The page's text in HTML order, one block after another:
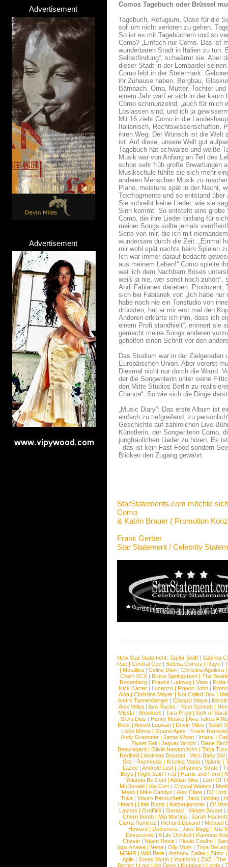
Advertisement
Advertisement
Comos Tagebuch oder Brüssel
Tagebuch, Refugium, Oase für die
soll um nicht verloren zu gehen.
So ist es mit Tagebüchern und so
Como? „Einfach nur Como. Das ist
wunderbaren Stadt in Italien zu tun.
Selbstfindung“, schwärmt sie. Aber
dieser Stadt in der Lombardei
Como lebt in der Steiermark.
ihr Zuhause haben. Bergbau,
Bärnbach. Oma, Mutter, Tochter
einem Jahr warf er sich in der kaum
Como schmunzelnd‚ „auch für
Loslassen sind, und ich ja
Mit 16 zieht Como in die
Italienisch, Rechtswissenschaften,
ihren Weg. Der Wunsch ist die Welt
ist: Auf diese, unsere Welt gut
Tagebuch hat schwarze und weiße
Musik war von Anfang an Teil des
schon sehr früh große Erwartungen
Musikschule fühlte sie sich mehr
anderen Menschen Musik zu
Piano, meistens spät in der Nacht,
Textfragmente und so entstand über
Sie schreibt keine Lieder, wie sie
Sinn kommt. So entsteht eine
Como, die ihre Lieder bislang für
meiner Songs sollte jemals
Seite von mir, die ich mit
wundersam durch die Zeit. „Einmal
mir wohl spät nachts beim Spielen
Ich war immer darauf bedacht
aus meinem Leben!“ Como spielte
weil ich dem Nachbarn Böses
weiß ja nie, wer sonst noch zuhört“,
Andi Fabianek daneben. Produzent,
sich bei Fabianek vor: „Ich habe
habe noch nie ein Tonstudio von
drückten, hat er mir erst mal den
Anderen erklärte ich ihm, dass ich
einem Profi standhielt“, erinnert sie
gemacht meine Songs anderen
geholfen einen Schritt vor den
Das Studium war in der
Europäischen Union. Aber vorerst
Diesmal nicht nur durch die Wand.
der die Songwriterin unter seine
den Mitte Studios Berlin zu
Chance“. So wie sich die Dinge
„Music Diary“: Das erste Album ist
einfach zu tiefgreifend, zu
Geschichte auf zahlreichen Live-
Künstlerin, der Songwriterin Como,
jungfräulichen Lieder zu hören. Es
- das ist kein Fast-Food sondern
Blicken den Zugang gewährt.
StarStatements.com möchte
Como
& Katrin Brauer ( Promotion
Frank Gerber
Star Statement / Celebrity
New Star Statement: Taylor Swift | Sabrina
Rae |Central Cee |Selena Gomez |Raye |
| Metallica | Celine Dion | Christina Aguilera |
Charli XCX |Bruce Springsteen |The
Rosenberg | Frauke Ludowig | Vitas | Frida
Nick Carter | Lucenzo | Pigeon John |
Aida |Christine Mayer |Not Called Jinx |
Andre Tannenberger | Edward Maya |
Alex Velea | Ava Rocks | Youn Sunnah |
MissLi | Shonlock | Tara Priya | Sick of
Silvia Dias |Henry Maske |Ava Takes A
Beck |Annett Louisan |Devin Miles |Selah
Liebe Minou |Guano Apes |Frank Ramond
Andy Grammer |Jamie Woon | Imany |
Ziynet Sali |Jaguar Wright |Diane
Beauregard |Olivia NewtonJohn |Tarja
Redfield | Andreas Bourani | Miss Baby Sol
Slot | Rasheeda | Kristina Maria | Valerie |
Lazee | Android Lust | Johannes Strate |
Boys | Right Said Fred | Harris and Ford |
Yolanda Be Cool |Adrian Sina |Lord Of
McDonald | Ida Corr |Crystal Waters |
Mess | Mike Candys | Alex Clare | DJ Lord
Toka | Mauro Perucchetti | Jack Holiday |
Hewitt |Little Boots |Katzenjammer |Of
Lashes |Graffiti6 |Gerard |Miriam Bryant |
Cherri Bomb | Mia Martina | Sarah Hackett
Cierra Ramirez | Richard Durand | Michael
Howard |Dolcenera |Jake Bugg |Kris
Devecerski |A Life Divided |Ramona
Chevin |Ntjam Rosie |Flavia Coelho |
Iggy Azalea | Nena | Olly Murs | Toya
MSMR |Wild Belle |Anthony Callea |Zibbz
Aplin | Jonas Myrin | Youthkills | ZAZ | The
Berger |Last Like Deep |Kodaline |Lorde |